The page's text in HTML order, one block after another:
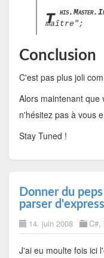
t
maître";
Conclusion
C'est pas plus joli
Alors maintenant que
n'hésitez pas à vous
Stay Tuned !
Donner du
parser
14. juin 2008 C#,
J'ai eu moulte fois ici